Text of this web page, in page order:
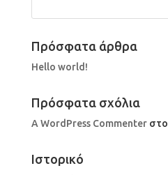
Πρόσφατα άρθρα
Hello world!
Πρόσφατα σχόλια
A WordPress Commenterστο
Ιστορικό